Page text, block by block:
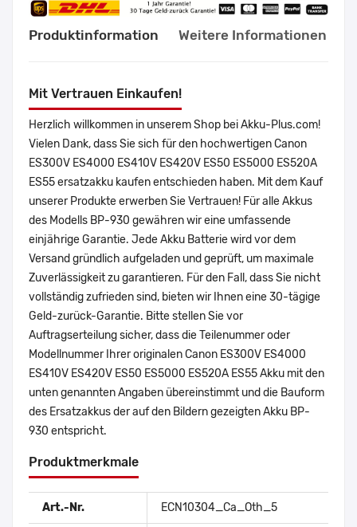
Produktinformation Weitere Informationen
Mit Vertrauen Einkaufen!
Herzlich willkommen in unserem Shop bei Akku-Plus.com!
Vielen Dank, dass Sie sich für den hochwertigen Canon
ES300V ES4000 ES410V ES420V ES50 ES5000 ES520A
ES55 ersatzakku kaufen entschieden haben. Mit dem Kauf
unserer Produkte erwerben Sie Vertrauen! Für alle Akkus
des Modells BP-930 gewähren wir eine umfassende
einjährige Garantie. Jede Akku Batterie wird vor dem
Versand gründlich aufgeladen und geprüft, um maximale
Zuverlässigkeit zu garantieren. Für den Fall, dass Sie nicht
vollständig zufrieden sind, bieten wir Ihnen eine 30-tägige
Geld-zurück-Garantie. Bitte stellen Sie vor
Auftragserteilung sicher, dass die Teilenummer oder
Modellnummer Ihrer originalen Canon ES300V ES4000
ES410V ES420V ES50 ES5000 ES520A ES55 Akku mit den
unten genannten Angaben übereinstimmt und die Bauform
des Ersatzakkus der auf den Bildern gezeigten Akku BP-
930 entspricht.
Produktmerkmale
Art.-Nr. ECN10304_Ca_Oth_5